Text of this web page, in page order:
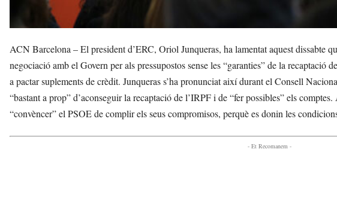
ACN Barcelona – El president d’ERC, Oriol Junqueras, ha lamentat aquest dissabte
negociació amb el Govern per als pressupostos sense les “garanties” de la recaptació
a pactar suplements de crèdit. Junqueras s’ha pronunciat així durant el Consell
“bastant a prop” d’aconseguir la recaptació de l’IRPF i de “fer possibles” els
“convèncer” el PSOE de complir els seus compromisos, perquè es donin les
- Et Recomanem -